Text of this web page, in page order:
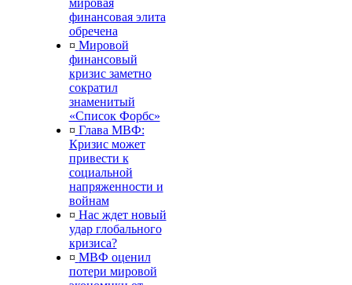
мировая
финансовая элита
обречена
¤ Мировой
финансовый
кризис заметно
сократил
знаменитый
«Список Форбс»
¤ Глава МВФ:
Кризис может
привести к
социальной
напряженности и
войнам
¤ Нас ждет новый
удар глобального
кризиса?
¤ МВФ оценил
потери мировой